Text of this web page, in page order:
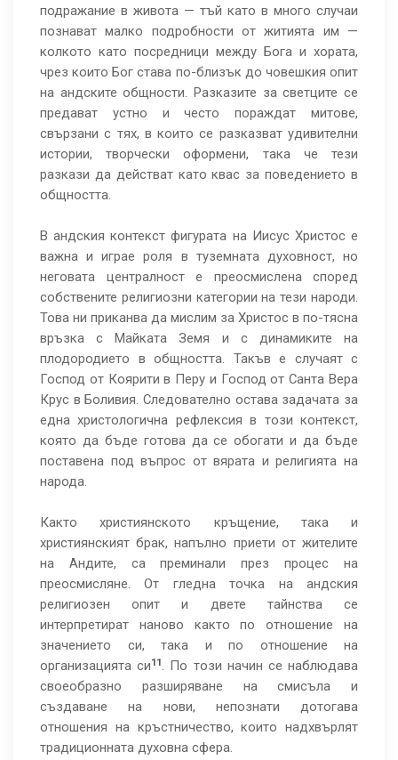
подражание в живота — тъй като в много случаи
познават малко подробности от житията им —
колкото като посредници между Бога и хората,
чрез които Бог става по-близък до човешкия опит
на андските общности. Разказите за светците се
предават устно и често пораждат митове,
свързани с тях, в които се разказват удивителни
истории, творчески оформени, така че тези
разкази да действат като квас за поведението в
общността.
В андския контекст фигурата на Иисус Христос е
важна и играе роля в туземната духовност, но
неговата централност е преосмислена според
собствените религиозни категории на тези народи.
Това ни приканва да мислим за Христос в по-тясна
връзка с Майката Земя и с динамиките на
плодородието в общността. Такъв е случаят с
Господ от Коярити в Перу и Господ от Санта Вера
Крус в Боливия. Следователно остава задачата за
една христологична рефлексия в този контекст,
която да бъде готова да се обогати и да бъде
поставена под въпрос от вярата и религията на
народа.
Както християнското кръщение, така и
християнският брак, напълно приети от жителите
на Андите, са преминали през процес на
преосмисляне. От гледна точка на андския
религиозен опит и двете тайнства се
интерпретират наново както по отношение на
значението си, така и по отношение на
организацията си11. По този начин се наблюдава
своеобразно разширяване на смисъла и
създаване на нови, непознати дотогава
отношения на кръстничество, които надхвърлят
традиционната духовна сфера.